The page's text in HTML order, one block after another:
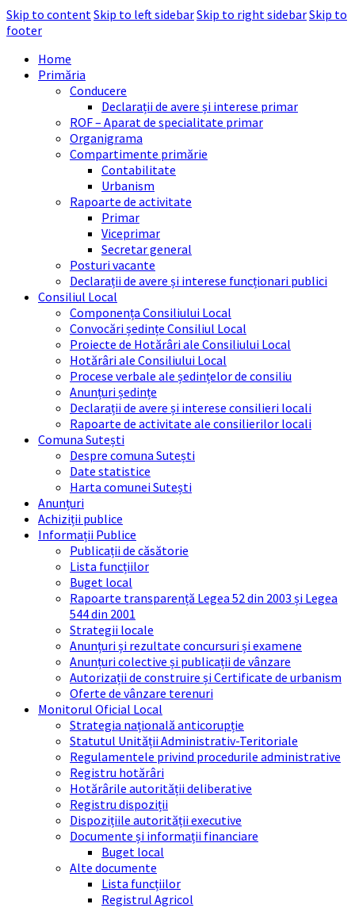
Skip to contentSkip to left sidebarSkip to right sidebarSkip to
footer
Home
Primăria
Conducere
Declarații de avere și interese primar
ROF – Aparat de specialitate primar
Organigrama
Compartimente primărie
Contabilitate
Urbanism
Rapoarte de activitate
Primar
Viceprimar
Secretar general
Posturi vacante
Declarații de avere și interese funcționari publici
Consiliul Local
Componența Consiliului Local
Convocări ședințe Consiliul Local
Proiecte de Hotărâri ale Consiliului Local
Hotărâri ale Consiliului Local
Procese verbale ale ședințelor de consiliu
Anunțuri ședințe
Declarații de avere și interese consilieri locali
Rapoarte de activitate ale consilierilor locali
Comuna Sutești
Despre comuna Sutești
Date statistice
Harta comunei Sutești
Anunțuri
Achiziții publice
Informații Publice
Publicații de căsătorie
Lista funcțiilor
Buget local
Rapoarte transparență Legea 52 din 2003 și Legea
544 din 2001
Strategii locale
Anunțuri și rezultate concursuri și examene
Anunțuri colective și publicații de vânzare
Autorizații de construire și Certificate de urbanism
Oferte de vânzare terenuri
Monitorul Oficial Local
Strategia națională anticorupție
Statutul Unității Administrativ-Teritoriale
Regulamentele privind procedurile administrative
Registru hotărâri
Hotărârile autorității deliberative
Registru dispoziții
Dispozițiile autorității executive
Documente și informații financiare
Buget local
Alte documente
Lista funcțiilor
Registrul Agricol